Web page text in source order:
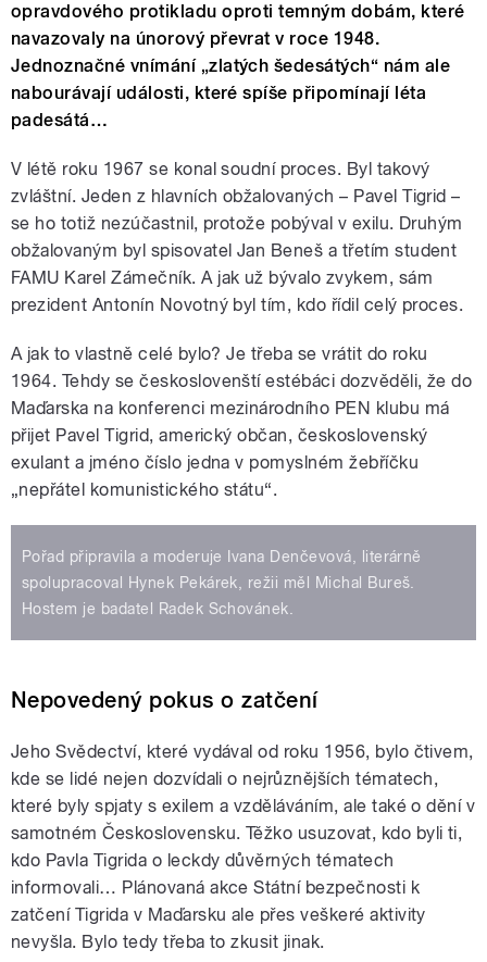
opravdového protikladu oproti temným dobám, které
navazovaly na únorový převrat v roce 1948.
Jednoznačné vnímání „zlatých šedesátých“ nám ale
nabourávají události, které spíše připomínají léta
padesátá…
V létě roku 1967 se konal soudní proces. Byl takový
zvláštní. Jeden z hlavních obžalovaných – Pavel Tigrid –
se ho totiž nezúčastnil, protože pobýval v exilu. Druhým
obžalovaným byl spisovatel Jan Beneš a třetím student
FAMU Karel Zámečník. A jak už bývalo zvykem, sám
prezident Antonín Novotný byl tím, kdo řídil celý proces.
A jak to vlastně celé bylo? Je třeba se vrátit do roku
1964. Tehdy se českoslovenští estébáci dozvěděli, že do
Maďarska na konferenci mezinárodního PEN klubu má
přijet Pavel Tigrid, americký občan, československý
exulant a jméno číslo jedna v pomyslném žebříčku
„nepřátel komunistického státu“.
Pořad připravila a moderuje Ivana Denčevová, literárně
spolupracoval Hynek Pekárek, režii měl Michal Bureš.
Hostem je badatel Radek Schovánek.
Nepovedený pokus o zatčení
Jeho Svědectví, které vydával od roku 1956, bylo čtivem,
kde se lidé nejen dozvídali o nejrůznějších tématech,
které byly spjaty s exilem a vzděláváním, ale také o dění v
samotném Československu. Těžko usuzovat, kdo byli ti,
kdo Pavla Tigrida o leckdy důvěrných tématech
informovali… Plánovaná akce Státní bezpečnosti k
zatčení Tigrida v Maďarsku ale přes veškeré aktivity
nevyšla. Bylo tedy třeba to zkusit jinak.